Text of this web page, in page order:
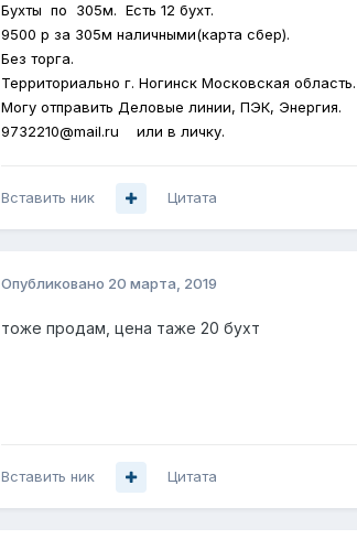
Бухты по 305м. Есть 12 бухт.
9500 р за 305м наличными(карта сбер).
Без торга.
Территориально г. Ногинск Московская область.
Могу отправить Деловые линии, ПЭК, Энергия.
9732210@mail.ru или в личку.
Вставить ник Цитата
Опубликовано 20 марта, 2019
тоже продам, цена таже 20 бухт
Вставить ник Цитата